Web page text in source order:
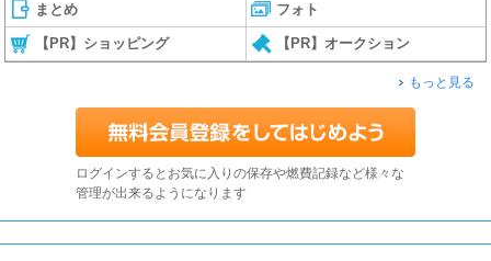
まとめ フォト
【PR】ショッピング 【PR】オークション
もっと見る
ログインするとお気に入りの保存や燃費記録など様々な
管理が出来るようになります